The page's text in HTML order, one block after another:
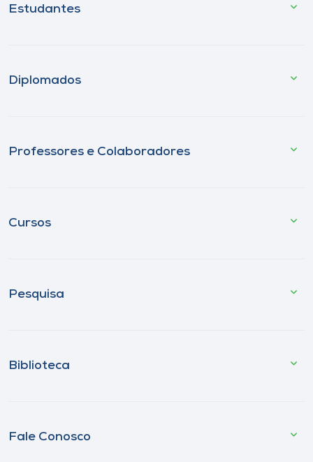
Estudantes
Diplomados
Professores e Colaboradores
Cursos
Pesquisa
Biblioteca
Fale Conosco